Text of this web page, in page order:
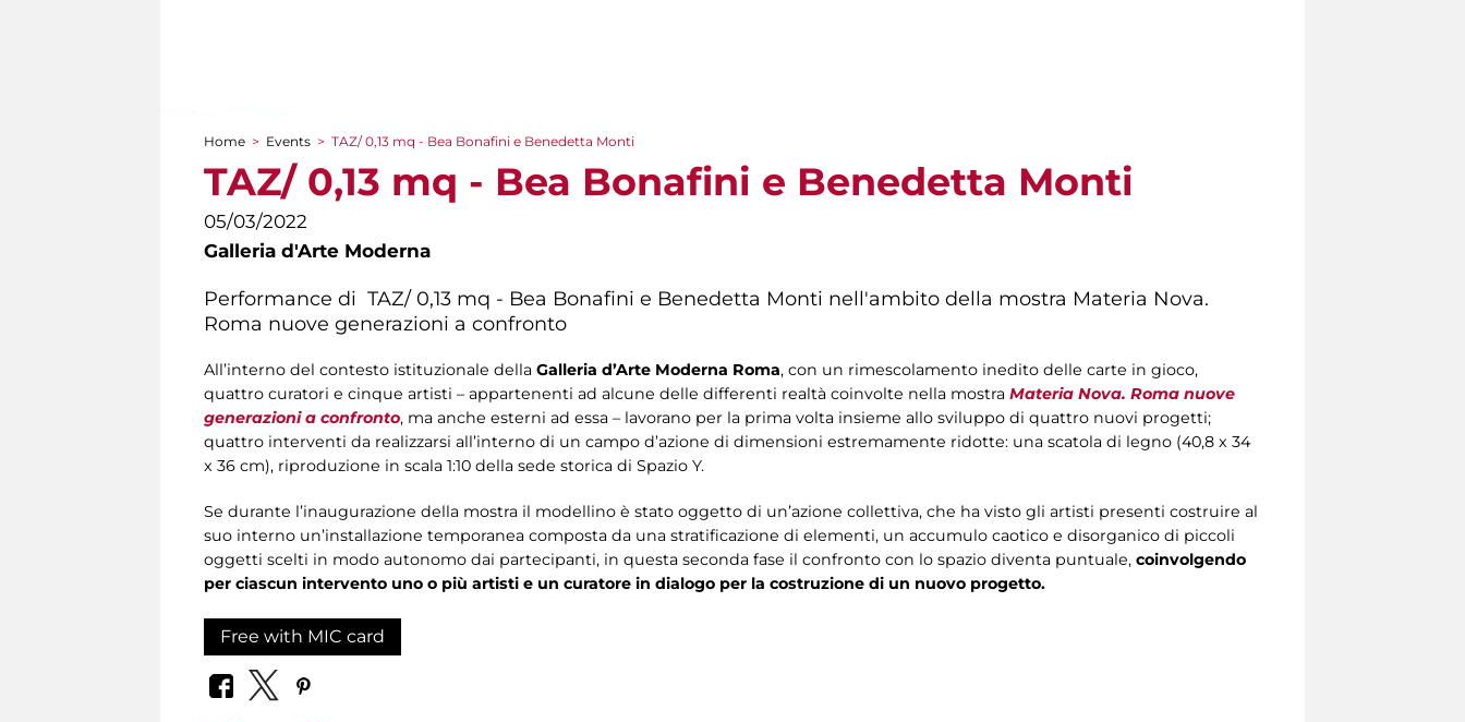
You are here
Home > Events > TAZ/ 0,13 mq - Bea Bonafini e Benedetta Monti
TAZ/ 0,13 mq - Bea Bonafini e Benedetta Monti
05/03/2022
Galleria d'Arte Moderna
Performance di TAZ/ 0,13 mq - Bea Bonafini e Benedetta Monti nell'ambito della mostra Materia Nova.
Roma nuove generazioni a confronto
All’interno del contesto istituzionale della Galleria d’Arte Moderna Roma, con un rimescolamento inedito delle carte in gioco,
quattro curatori e cinque artisti – appartenenti ad alcune delle differenti realtà coinvolte nella mostra Materia Nova. Roma nuove
generazioni a confronto, ma anche esterni ad essa – lavorano per la prima volta insieme allo sviluppo di quattro nuovi progetti;
quattro interventi da realizzarsi all’interno di un campo d’azione di dimensioni estremamente ridotte: una scatola di legno (40,8 x 34
x 36 cm), riproduzione in scala 1:10 della sede storica di Spazio Y.
Se durante l’inaugurazione della mostra il modellino è stato oggetto di un’azione collettiva, che ha visto gli artisti presenti costruire al
suo interno un’installazione temporanea composta da una stratificazione di elementi, un accumulo caotico e disorganico di piccoli
oggetti scelti in modo autonomo dai partecipanti, in questa seconda fase il confronto con lo spazio diventa puntuale, coinvolgendo
per ciascun intervento uno o più artisti e un curatore in dialogo per la costruzione di un nuovo progetto.
Free with MIC card